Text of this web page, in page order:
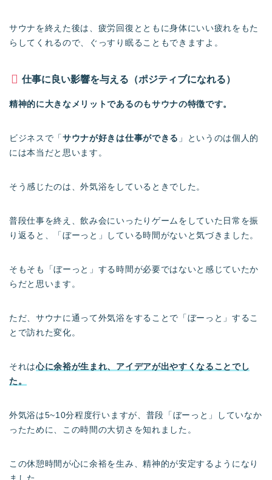
サウナを終えた後は、疲労回復とともに身体にいい疲れをもた
らしてくれるので、ぐっすり眠ることもできますよ。
仕事に良い影響を与える（ポジティブになれる）
精神的に大きなメリットであるのもサウナの特徴です。
ビジネスで「サウナが好きは仕事ができる 」というのは個人的
には本当だと思います。
そう感じたのは、外気浴をしているときでした。
普段仕事を終え、飲み会にいったりゲームをしていた日常を振
り返ると、「ぼーっと」している時間がないと気づきました。
そもそも「ぼーっと」する時間が必要ではないと感じていたか
らだと思います。
ただ、サウナに通って外気浴をすることで「ぼーっと」するこ
とで訪れた変化。
それは心に余裕が生まれ、アイデアが出やすくなることでし
た。
外気浴は5~10分程度行いますが、普段「ぼーっと」していなか
ったために、この時間の大切さを知れました。
この休憩時間が心に余裕を生み、精神的が安定するようになり